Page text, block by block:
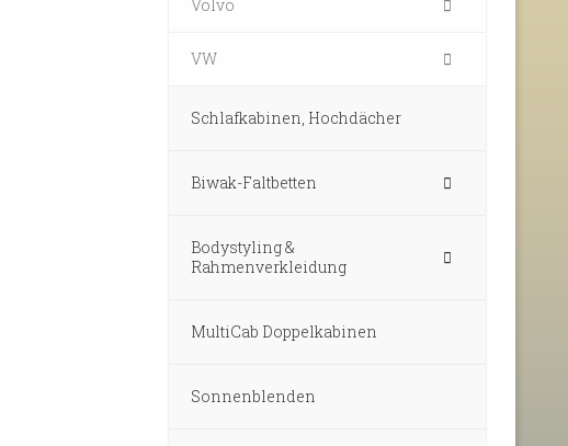
Volvo
VW
Schlafkabinen, Hochdächer
Biwak-Faltbetten
Bodystyling &
Rahmenverkleidung
MultiCab Doppelkabinen
Sonnenblenden